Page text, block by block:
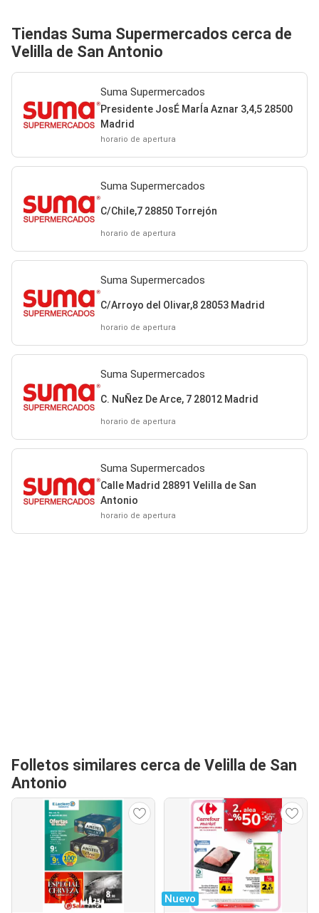
Tiendas Suma Supermercados cerca de
Velilla de San Antonio
Suma Supermercados
Presidente JosÉ MarÍa Aznar 3,4,5 28500
Madrid
horario de apertura
Suma Supermercados
C/Chile,7 28850 Torrejón
horario de apertura
Suma Supermercados
C/Arroyo del Olivar,8 28053 Madrid
horario de apertura
Suma Supermercados
C. NuÑez De Arce, 7 28012 Madrid
horario de apertura
Suma Supermercados
Calle Madrid 28891 Velilla de San
Antonio
horario de apertura
Folletos similares cerca de Velilla de San
Antonio
Nuevo